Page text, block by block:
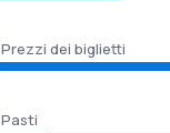
Prezzi dei biglietti
Pasti